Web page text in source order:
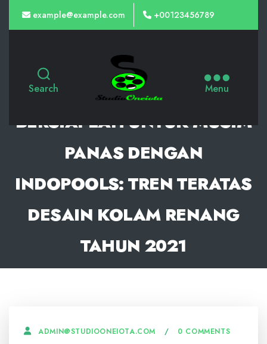
example@example.com +00123456789
Search
Gacor
PG
Soft,
Maxwin
Terbaik
Menu
BERSIAPLAH UNTUK MUSIM
PANAS DENGAN
INDOPOOLS: TREN TERATAS
DESAIN KOLAM RENANG
TAHUN 2021
ADMIN@STUDIOONEIOTA.COM 0 COMMENTS